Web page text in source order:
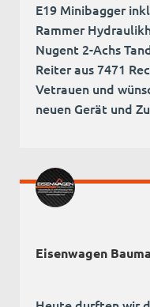
E19 Minibagger
Rammer
Nugent 2-Achs
Reiter aus 7471
Vetrauen und
neuen Gerät und
Eisenwagen